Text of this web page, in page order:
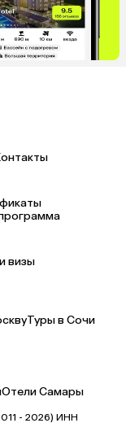
визы
Туры в Сочи
Отели Самары
- 2026) ИНН